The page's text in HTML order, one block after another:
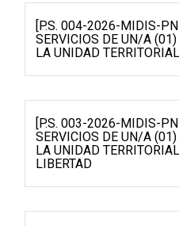
[P.S. 004-2026-MIDIS-
SERVICIOS DE UN/A
LA UNIDAD
[P.S. 003-2026-MIDIS-
SERVICIOS DE UN/A
LA UNIDAD
LIBERTAD